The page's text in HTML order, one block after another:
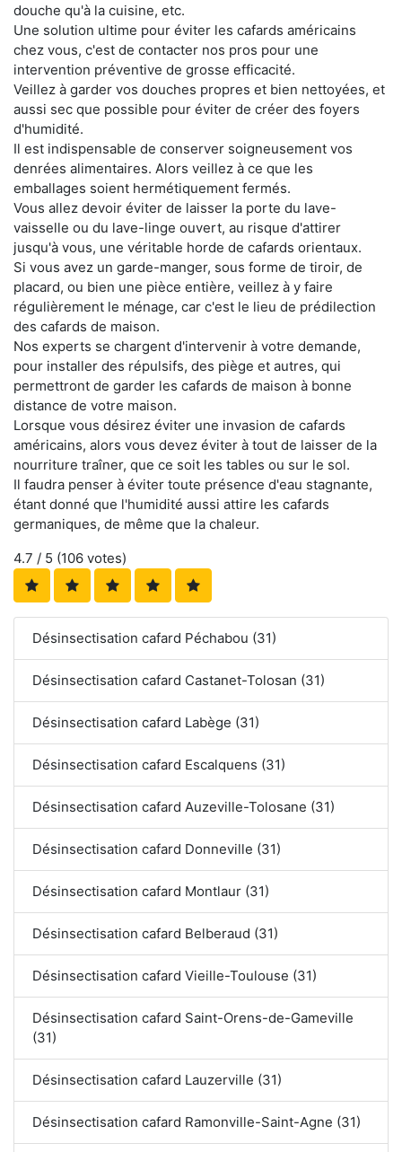
douche qu'à la cuisine, etc.
Une solution ultime pour éviter les cafards américains
chez vous, c'est de contacter nos pros pour une
intervention préventive de grosse efficacité.
Veillez à garder vos douches propres et bien nettoyées, et
aussi sec que possible pour éviter de créer des foyers
d'humidité.
Il est indispensable de conserver soigneusement vos
denrées alimentaires. Alors veillez à ce que les
emballages soient hermétiquement fermés.
Vous allez devoir éviter de laisser la porte du lave-
vaisselle ou du lave-linge ouvert, au risque d'attirer
jusqu'à vous, une véritable horde de cafards orientaux.
Si vous avez un garde-manger, sous forme de tiroir, de
placard, ou bien une pièce entière, veillez à y faire
régulièrement le ménage, car c'est le lieu de prédilection
des cafards de maison.
Nos experts se chargent d'intervenir à votre demande,
pour installer des répulsifs, des piège et autres, qui
permettront de garder les cafards de maison à bonne
distance de votre maison.
Lorsque vous désirez éviter une invasion de cafards
américains, alors vous devez éviter à tout de laisser de la
nourriture traîner, que ce soit les tables ou sur le sol.
Il faudra penser à éviter toute présence d'eau stagnante,
étant donné que l'humidité aussi attire les cafards
germaniques, de même que la chaleur.
4.7 / 5 (106 votes)
Désinsectisation cafard Péchabou (31)
Désinsectisation cafard Castanet-Tolosan (31)
Désinsectisation cafard Labège (31)
Désinsectisation cafard Escalquens (31)
Désinsectisation cafard Auzeville-Tolosane (31)
Désinsectisation cafard Donneville (31)
Désinsectisation cafard Montlaur (31)
Désinsectisation cafard Belberaud (31)
Désinsectisation cafard Vieille-Toulouse (31)
Désinsectisation cafard Saint-Orens-de-Gameville
(31)
Désinsectisation cafard Lauzerville (31)
Désinsectisation cafard Ramonville-Saint-Agne (31)